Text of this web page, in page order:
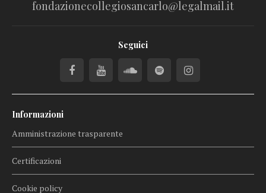
fondazionecollegiosancarlo@legalmail.it
Seguici
Informazioni
Amministrazione trasparente
Certificazioni
Cookie policy